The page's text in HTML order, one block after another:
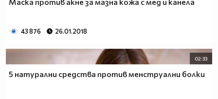
43 876 26.01.2018
02:33
5 натурални средства против менструални болки